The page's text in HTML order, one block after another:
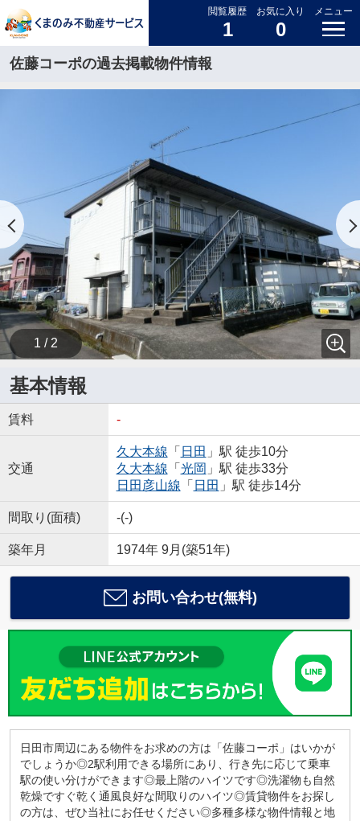
閲覧履歴
1
お気に入り
0
メニュー
佐藤コーポの過去掲載物件情報
1 / 2
基本情報
賃料 -
交通
久大本線 「 日田 」駅 徒歩10分
久大本線 「 光岡 」駅 徒歩33分
日田彦山線 「 日田 」駅 徒歩14分
間取り(面積) -(-)
築年月 1974年 9月(築51年)
お問い合わせ(無料)
日田市周辺にある物件をお求めの方は「佐藤コーポ」はいかが
でしょうか◎2駅利用できる場所にあり、行き先に応じて乗車
駅の使い分けができます◎最上階のハイツです◎洗濯物も自然
乾燥ですぐ乾く通風良好な間取りのハイツ◎賃貸物件をお探し
の方は、ぜひ当社にお任せください◎多種多様な物件情報と地